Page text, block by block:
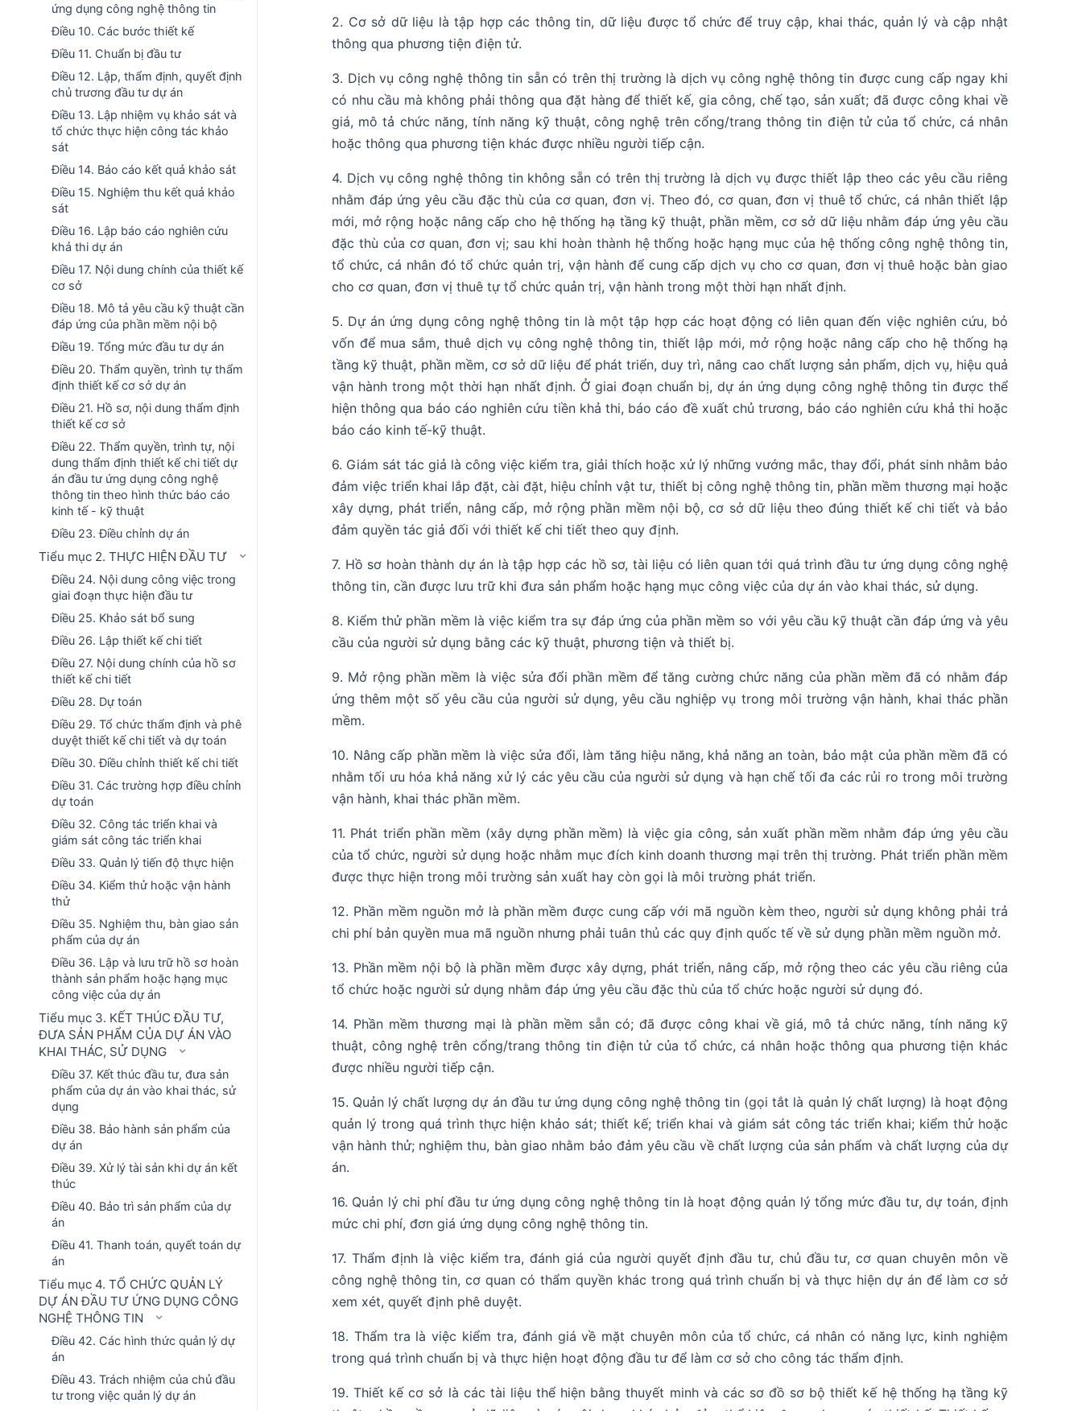
ứng dụng công nghệ thông tin
Điều 10. Các bước thiết kế
Điều 11. Chuẩn bị đầu tư
Điều 12. Lập, thẩm định, quyết định
chủ trương đầu tư dự án
Điều 13. Lập nhiệm vụ khảo sát và
tổ chức thực hiện công tác khảo
sát
Điều 14. Báo cáo kết quả khảo sát
Điều 15. Nghiệm thu kết quả khảo
sát
Điều 16. Lập báo cáo nghiên cứu
khả thi dự án
Điều 17. Nội dung chính của thiết kế
cơ sở
Điều 18. Mô tả yêu cầu kỹ thuật cần
đáp ứng của phần mềm nội bộ
Điều 19. Tổng mức đầu tư dự án
Điều 20. Thẩm quyền, trình tự thẩm
định thiết kế cơ sở dự án
Điều 21. Hồ sơ, nội dung thẩm định
thiết kế cơ sở
Điều 22. Thẩm quyền, trình tự, nội
dung thẩm định thiết kế chi tiết dự
án đầu tư ứng dụng công nghệ
thông tin theo hình thức báo cáo
kinh tế - kỹ thuật
Điều 23. Điều chỉnh dự án
Tiểu mục 2. THỰC HIỆN ĐẦU TƯ
Điều 24. Nội dung công việc trong
giai đoạn thực hiện đầu tư
Điều 25. Khảo sát bổ sung
Điều 26. Lập thiết kế chi tiết
Điều 27. Nội dung chính của hồ sơ
thiết kế chi tiết
Điều 28. Dự toán
Điều 29. Tổ chức thẩm định và phê
duyệt thiết kế chi tiết và dự toán
Điều 30. Điều chỉnh thiết kế chi tiết
Điều 31. Các trường hợp điều chỉnh
dự toán
Điều 32. Công tác triển khai và
giám sát công tác triển khai
Điều 33. Quản lý tiến độ thực hiện
Điều 34. Kiểm thử hoặc vận hành
thử
Điều 35. Nghiệm thu, bàn giao sản
phẩm của dự án
Điều 36. Lập và lưu trữ hồ sơ hoàn
thành sản phẩm hoặc hạng mục
công việc của dự án
Tiểu mục 3. KẾT THÚC ĐẦU TƯ,
ĐƯA SẢN PHẨM CỦA DỰ ÁN VÀO
KHAI THÁC, SỬ DỤNG
Điều 37. Kết thúc đầu tư, đưa sản
phẩm của dự án vào khai thác, sử
dụng
Điều 38. Bảo hành sản phẩm của
dự án
Điều 39. Xử lý tài sản khi dự án kết
thúc
Điều 40. Bảo trì sản phẩm của dự
án
Điều 41. Thanh toán, quyết toán dự
án
Tiểu mục 4. TỔ CHỨC QUẢN LÝ
DỰ ÁN ĐẦU TƯ ỨNG DỤNG CÔNG
NGHỆ THÔNG TIN
Điều 42. Các hình thức quản lý dự
án
Điều 43. Trách nhiệm của chủ đầu
tư trong việc quản lý dự án
2. Cơ sở dữ liệu là tập hợp các thông tin, dữ liệu được tổ chức để truy cập, khai thác, quản lý và cập nhật
thông qua phương tiện điện tử.
3. Dịch vụ công nghệ thông tin sẵn có trên thị trường là dịch vụ công nghệ thông tin được cung cấp ngay khi
có nhu cầu mà không phải thông qua đặt hàng để thiết kế, gia công, chế tạo, sản xuất; đã được công khai về
giá, mô tả chức năng, tính năng kỹ thuật, công nghệ trên cổng/trang thông tin điện tử của tổ chức, cá nhân
hoặc thông qua phương tiện khác được nhiều người tiếp cận.
4. Dịch vụ công nghệ thông tin không sẵn có trên thị trường là dịch vụ được thiết lập theo các yêu cầu riêng
nhằm đáp ứng yêu cầu đặc thù của cơ quan, đơn vị. Theo đó, cơ quan, đơn vị thuê tổ chức, cá nhân thiết lập
mới, mở rộng hoặc nâng cấp cho hệ thống hạ tầng kỹ thuật, phần mềm, cơ sở dữ liệu nhằm đáp ứng yêu cầu
đặc thù của cơ quan, đơn vị; sau khi hoàn thành hệ thống hoặc hạng mục của hệ thống công nghệ thông tin,
tổ chức, cá nhân đó tổ chức quản trị, vận hành để cung cấp dịch vụ cho cơ quan, đơn vị thuê hoặc bàn giao
cho cơ quan, đơn vị thuê tự tổ chức quản trị, vận hành trong một thời hạn nhất định.
5. Dự án ứng dụng công nghệ thông tin là một tập hợp các hoạt động có liên quan đến việc nghiên cứu, bỏ
vốn để mua sắm, thuê dịch vụ công nghệ thông tin, thiết lập mới, mở rộng hoặc nâng cấp cho hệ thống hạ
tầng kỹ thuật, phần mềm, cơ sở dữ liệu để phát triển, duy trì, nâng cao chất lượng sản phẩm, dịch vụ, hiệu quả
vận hành trong một thời hạn nhất định. Ở giai đoạn chuẩn bị, dự án ứng dụng công nghệ thông tin được thể
hiện thông qua báo cáo nghiên cứu tiền khả thi, báo cáo đề xuất chủ trương, báo cáo nghiên cứu khả thi hoặc
báo cáo kinh tế-kỹ thuật.
6. Giám sát tác giả là công việc kiểm tra, giải thích hoặc xử lý những vướng mắc, thay đổi, phát sinh nhằm bảo
đảm việc triển khai lắp đặt, cài đặt, hiệu chỉnh vật tư, thiết bị công nghệ thông tin, phần mềm thương mại hoặc
xây dựng, phát triển, nâng cấp, mở rộng phần mềm nội bộ, cơ sở dữ liệu theo đúng thiết kế chi tiết và bảo
đảm quyền tác giả đối với thiết kế chi tiết theo quy định.
7. Hồ sơ hoàn thành dự án là tập hợp các hồ sơ, tài liệu có liên quan tới quá trình đầu tư ứng dụng công nghệ
thông tin, cần được lưu trữ khi đưa sản phẩm hoặc hạng mục công việc của dự án vào khai thác, sử dụng.
8. Kiểm thử phần mềm là việc kiểm tra sự đáp ứng của phần mềm so với yêu cầu kỹ thuật cần đáp ứng và yêu
cầu của người sử dụng bằng các kỹ thuật, phương tiện và thiết bị.
9. Mở rộng phần mềm là việc sửa đổi phần mềm để tăng cường chức năng của phần mềm đã có nhằm đáp
ứng thêm một số yêu cầu của người sử dụng, yêu cầu nghiệp vụ trong môi trường vận hành, khai thác phần
mềm.
10. Nâng cấp phần mềm là việc sửa đổi, làm tăng hiệu năng, khả năng an toàn, bảo mật của phần mềm đã có
nhằm tối ưu hóa khả năng xử lý các yêu cầu của người sử dụng và hạn chế tối đa các rủi ro trong môi trường
vận hành, khai thác phần mềm.
11. Phát triển phần mềm (xây dựng phần mềm) là việc gia công, sản xuất phần mềm nhằm đáp ứng yêu cầu
của tổ chức, người sử dụng hoặc nhằm mục đích kinh doanh thương mại trên thị trường. Phát triển phần mềm
được thực hiện trong môi trường sản xuất hay còn gọi là môi trường phát triển.
12. Phần mềm nguồn mở là phần mềm được cung cấp với mã nguồn kèm theo, người sử dụng không phải trả
chi phí bản quyền mua mã nguồn nhưng phải tuân thủ các quy định quốc tế về sử dụng phần mềm nguồn mở.
13. Phần mềm nội bộ là phần mềm được xây dựng, phát triển, nâng cấp, mở rộng theo các yêu cầu riêng của
tổ chức hoặc người sử dụng nhằm đáp ứng yêu cầu đặc thù của tổ chức hoặc người sử dụng đó.
14. Phần mềm thương mại là phần mềm sẵn có; đã được công khai về giá, mô tả chức năng, tính năng kỹ
thuật, công nghệ trên cổng/trang thông tin điện tử của tổ chức, cá nhân hoặc thông qua phương tiện khác
được nhiều người tiếp cận.
15. Quản lý chất lượng dự án đầu tư ứng dụng công nghệ thông tin (gọi tắt là quản lý chất lượng) là hoạt động
quản lý trong quá trình thực hiện khảo sát; thiết kế; triển khai và giám sát công tác triển khai; kiểm thử hoặc
vận hành thử; nghiệm thu, bàn giao nhằm bảo đảm yêu cầu về chất lượng của sản phẩm và chất lượng của dự
án.
16. Quản lý chi phí đầu tư ứng dụng công nghệ thông tin là hoạt động quản lý tổng mức đầu tư, dự toán, định
mức chi phí, đơn giá ứng dụng công nghệ thông tin.
17. Thẩm định là việc kiểm tra, đánh giá của người quyết định đầu tư, chủ đầu tư, cơ quan chuyên môn về
công nghệ thông tin, cơ quan có thẩm quyền khác trong quá trình chuẩn bị và thực hiện dự án để làm cơ sở
xem xét, quyết định phê duyệt.
18. Thẩm tra là việc kiểm tra, đánh giá về mặt chuyên môn của tổ chức, cá nhân có năng lực, kinh nghiệm
trong quá trình chuẩn bị và thực hiện hoạt động đầu tư để làm cơ sở cho công tác thẩm định.
19. Thiết kế cơ sở là các tài liệu thể hiện bằng thuyết minh và các sơ đồ sơ bộ thiết kế hệ thống hạ tầng kỹ